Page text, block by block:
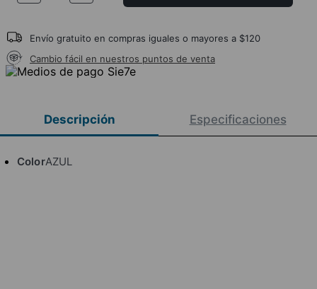
Envío gratuito en compras iguales o mayores a $120
Cambio fácil en nuestros puntos de venta
Descripción Especificaciones
ColorAZUL